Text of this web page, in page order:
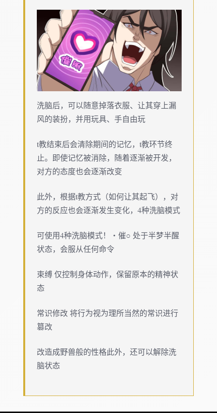
洗脑后，可以随意掉落衣服、让其穿上漏
风的装扮，并用玩具、手自由玩
t教结束后会清除期间的记忆，t教环节终
止。即使记忆被消除，随着逐渐被开发，
对方的态度也会逐渐改变
此外，根据t教方式（如何让其起飞），对
方的反应也会逐渐发生变化，4种洗脑模式
可使用4种洗脑模式！・催○ 处于半梦半醒
状态，会服从任何命令
束缚 仅控制身体动作，保留原本的精神状
态
常识修改 将行为视为理所当然的常识进行
篡改
改造成野兽般的性格此外，还可以解除洗
脑状态